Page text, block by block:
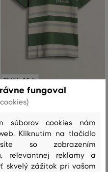
ZĽAVA -30 %
TRIČKO GANT VARSITY STRIPE SS T-
49,90 €
34 90 €
Dostupné veľkosti:
122/128 , 128/134, 134/140 140/146, 152/158
+2
fungoval
súborov cookies nám
Kliknutím na tlačidlo
so zobrazením
relevantnej reklamy a
skvelý zážitok pri vašom